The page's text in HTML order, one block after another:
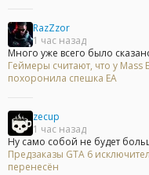
RazZzor
1 час назад
Много уже всего было
Геймеры считают, что у
похоронила спешка EA
zecup
1 час назад
Ну само собой не будет
Предзаказы GTA 6
перенесён